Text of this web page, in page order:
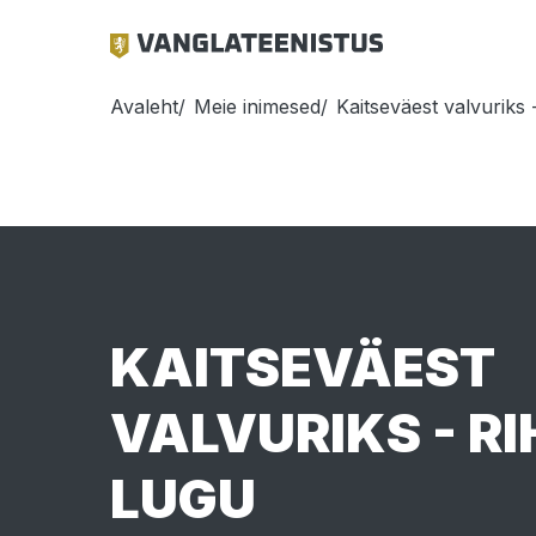
LEIVAPURU
Avaleht Meie inimesed Kaitseväest valvuriks
KAITSEVÄEST
VALVURIKS -
LUGU